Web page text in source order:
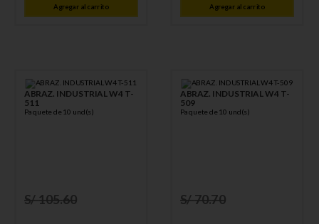
Agregar al carrito Agregar al carrito
ABRAZ. INDUSTRIAL W4 T-
511
Paquete de 10 und(s)
S/ 105.60
ABRAZ. INDUSTRIAL W4 T-
509
Paquete de 10 und(s)
S/70.70